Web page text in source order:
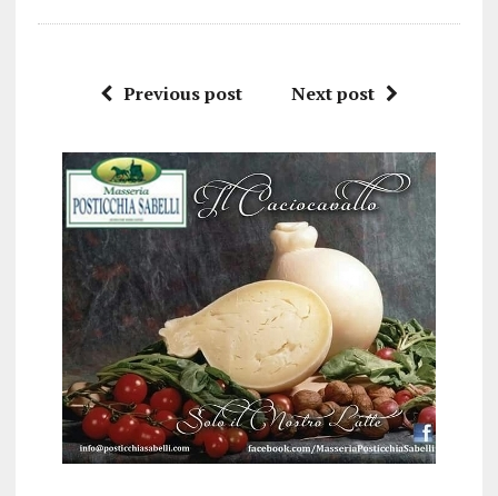
Previous post Next post